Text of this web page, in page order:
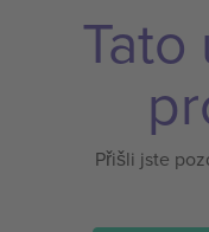
Přišli jste